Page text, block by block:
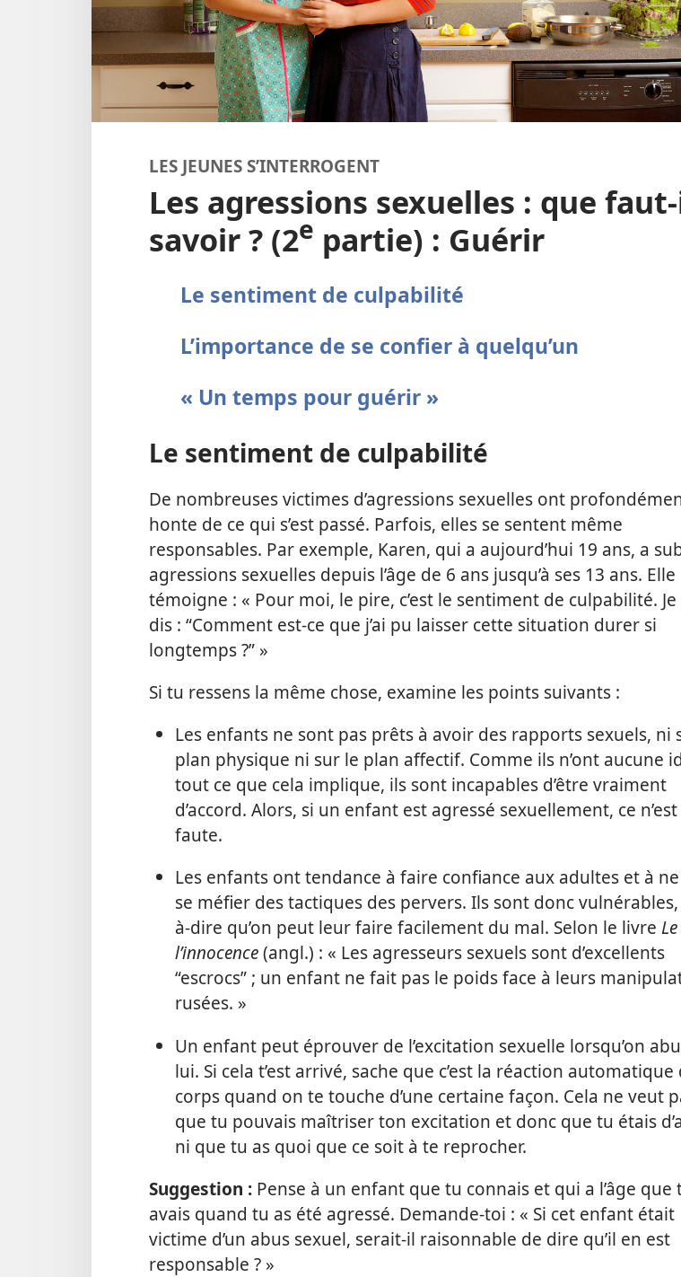
LES JEUNES S’INTERROGENT
Les agressions sexuelles : que
savoir ? (2e partie) : Guérir
Le sentiment de culpabilité
L’importance de se confier à quelqu’un
« Un temps pour guérir »
Le sentiment de culpabilité
De nombreuses victimes d’agressions sexuelles ont
honte de ce qui s’est passé. Parfois, elles se sentent même
responsables. Par exemple, Karen, qui a aujourd’hui 19 ans, a
agressions sexuelles depuis l’âge de 6 ans jusqu’à ses 13 ans. Elle
témoigne : « Pour moi, le pire, c’est le sentiment de culpabilité. Je
dis : “Comment est-ce que j’ai pu laisser cette situation durer si
longtemps ?” »
Si tu ressens la même chose, examine les points suivants :
Les enfants ne sont pas prêts à avoir des rapports sexuels, ni
plan physique ni sur le plan affectif. Comme ils n’ont aucune
tout ce que cela implique, ils sont incapables d’être vraiment
d’accord. Alors, si un enfant est agressé sexuellement, ce
faute.
Les enfants ont tendance à faire confiance aux adultes et à
se méfier des tactiques des pervers. Ils sont donc vulnérables,
à-dire qu’on peut leur faire facilement du mal. Selon le livre
l’innocence(angl.) : « Les agresseurs sexuels sont d’excellents
“escrocs” ; un enfant ne fait pas le poids face à leurs
rusées. »
Un enfant peut éprouver de l’excitation sexuelle lorsqu’on
lui. Si cela t’est arrivé, sache que c’est la réaction automatique
corps quand on te touche d’une certaine façon. Cela ne veut
que tu pouvais maîtriser ton excitation et donc que tu étais
ni que tu as quoi que ce soit à te reprocher.
Suggestion : Pense à un enfant que tu connais et qui a l’âge que
avais quand tu as été agressé. Demande-toi : « Si cet enfant était
victime d’un abus sexuel, serait-il raisonnable de dire qu’il en est
responsable ? »